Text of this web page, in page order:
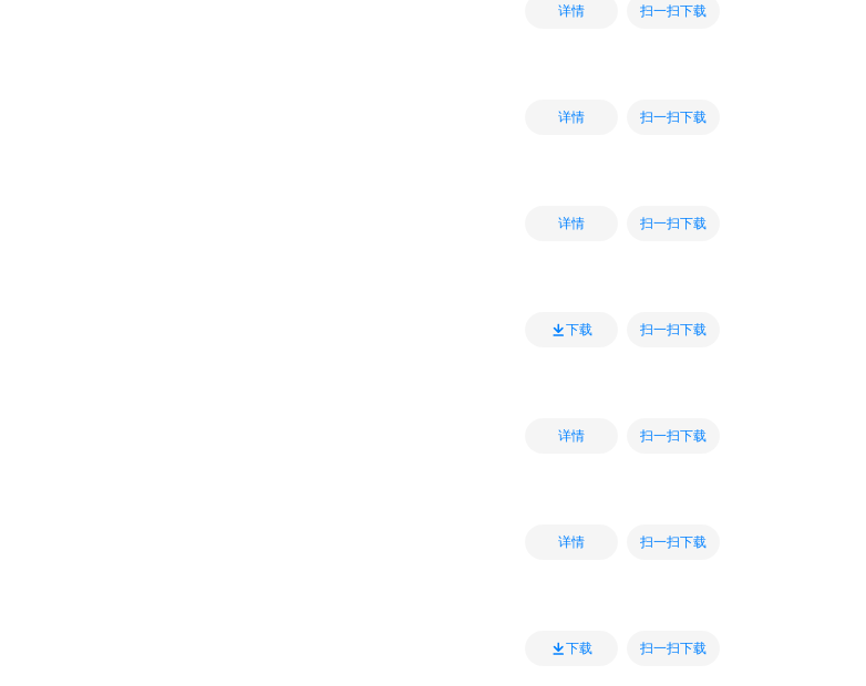
详情 扫一扫下载
详情 扫一扫下载
详情 扫一扫下载
下载 扫一扫下载
详情 扫一扫下载
详情 扫一扫下载
下载 扫一扫下载